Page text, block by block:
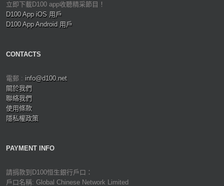
立即下載D100 app收聽精采節目！
D100 App iOS 用戶
D100 App Android 用戶
CONTACTS
電郵 : info@d100.net
關於我們
聯絡我們
使用條款
隱私權政策
PAYMENT INFO
請捐款到D100恒生銀行戶口：
戶口名稱: Global Chinese Network Limited